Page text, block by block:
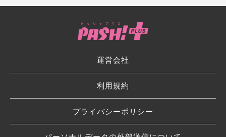
運営会社
利用規約
プライバシーポリシー